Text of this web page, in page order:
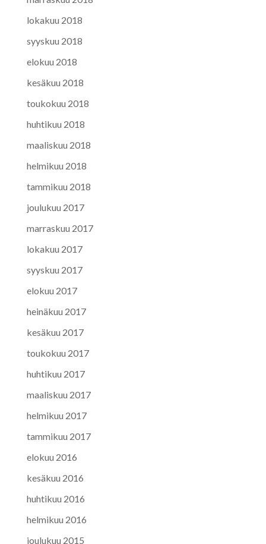
lokakuu 2018
syyskuu 2018
elokuu 2018
kesäkuu 2018
toukokuu 2018
huhtikuu 2018
maaliskuu 2018
helmikuu 2018
tammikuu 2018
joulukuu 2017
marraskuu 2017
lokakuu 2017
syyskuu 2017
elokuu 2017
heinäkuu 2017
kesäkuu 2017
toukokuu 2017
huhtikuu 2017
maaliskuu 2017
helmikuu 2017
tammikuu 2017
elokuu 2016
kesäkuu 2016
huhtikuu 2016
helmikuu 2016
joulukuu 2015